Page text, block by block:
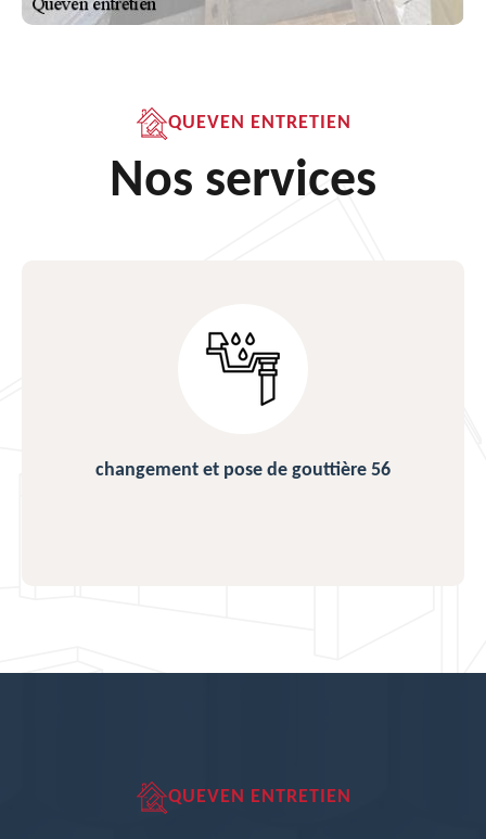
QUEVEN ENTRETIEN
Nos services
changement et pose de gouttière 56
QUEVEN ENTRETIEN